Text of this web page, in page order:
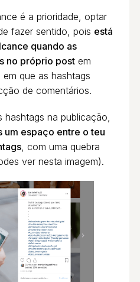
é a prioridade, optar
fazer sentido, pois está
quando as
no próprio postem
que as hashtags
de comentários.
na publicação,
um espaço entre o teu
, com uma quebra
ver nesta imagem).